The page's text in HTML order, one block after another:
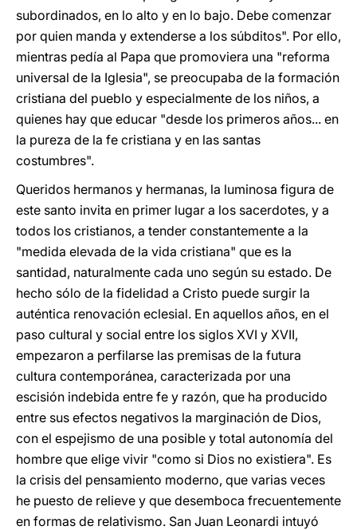
subordinados, en lo alto y en lo bajo. Debe comenzar
por quien manda y extenderse a los súbditos". Por ello,
mientras pedía al Papa que promoviera una "reforma
universal de la Iglesia", se preocupaba de la formación
cristiana del pueblo y especialmente de los niños, a
quienes hay que educar "desde los primeros años... en
la pureza de la fe cristiana y en las santas
costumbres".
Queridos hermanos y hermanas, la luminosa figura de
este santo invita en primer lugar a los sacerdotes, y a
todos los cristianos, a tender constantemente a la
"medida elevada de la vida cristiana" que es la
santidad, naturalmente cada uno según su estado. De
hecho sólo de la fidelidad a Cristo puede surgir la
auténtica renovación eclesial. En aquellos años, en el
paso cultural y social entre los siglos XVI y XVII,
empezaron a perfilarse las premisas de la futura
cultura contemporánea, caracterizada por una
escisión indebida entre fe y razón, que ha producido
entre sus efectos negativos la marginación de Dios,
con el espejismo de una posible y total autonomía del
hombre que elige vivir "como si Dios no existiera". Es
la crisis del pensamiento moderno, que varias veces
he puesto de relieve y que desemboca frecuentemente
en formas de relativismo. San Juan Leonardi intuyó